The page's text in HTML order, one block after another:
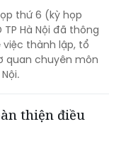
cơ quan
Hà Nội
thứ 6 (kỳ họp
Hà Nội đã thông
quan chuyên môn